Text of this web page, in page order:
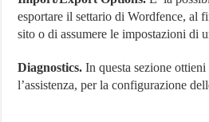
esportare il settario di Wordfence, al
sito o di assumere le impostazioni di
Diagnostics.In questa sezione
l’assistenza, per la configurazione